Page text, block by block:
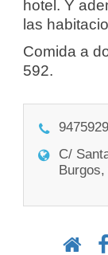
hotel. Y
las
Comida a
592.
C/
Burgos,